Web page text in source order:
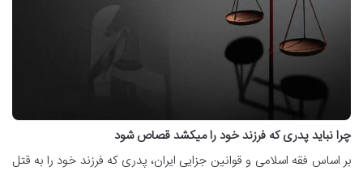
چرا نباید پدری که فرزند خود را میکشد قصاص شود
بر اساس فقه اسلامی و قوانین جزایی ایران، پدری که فرزند خود را به قتل